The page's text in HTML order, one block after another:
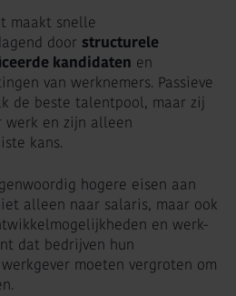
maakt snelle
door structurele
kandidaten en
van werknemers. Passieve
de beste talentpool, maar zij
en zijn alleen
kans.
hogere eisen aan
alleen naar salaris, maar ook
en werk-
dat bedrijven hun
moeten vergroten om